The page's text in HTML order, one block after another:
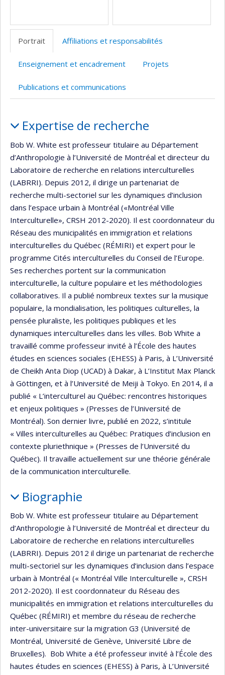
Portrait Affiliations et responsabilités
Enseignement et encadrement Projets
Publications et communications
Expertise de recherche
Bob W. White est professeur titulaire au Département
d’Anthropologie à l’Université de Montréal et directeur du
Laboratoire de recherche en relations interculturelles
(LABRRI). Depuis 2012, il dirige un partenariat de
recherche multi-sectoriel sur les dynamiques d’inclusion
dans l’espace urbain à Montréal («Montréal Ville
Interculturelle», CRSH 2012-2020). Il est coordonnateur du
Réseau des municipalités en immigration et relations
interculturelles du Québec (RÉMIRI) et expert pour le
programme Cités interculturelles du Conseil de l’Europe.
Ses recherches portent sur la communication
interculturelle, la culture populaire et les méthodologies
collaboratives. Il a publié nombreux textes sur la musique
populaire, la mondialisation, les politiques culturelles, la
pensée pluraliste, les politiques publiques et les
dynamiques interculturelles dans les villes. Bob White a
travaillé comme professeur invité à l’École des hautes
études en sciences sociales (EHESS) à Paris, à L’Université
de Cheikh Anta Diop (UCAD) à Dakar, à L’Institut Max Planck
à Göttingen, et à l’Université de Meiji à Tokyo. En 2014, il a
publié « L’interculturel au Québec: rencontres historiques
et enjeux politiques » (Presses de l’Université de
Montréal). Son dernier livre, publié en 2022, s’intitule
« Villes interculturelles au Québec: Pratiques d’inclusion en
contexte pluriethnique » (Presses de l’Université du
Québec). Il travaille actuellement sur une théorie générale
de la communication interculturelle.
Biographie
Bob W. White est professeur titulaire au Département
d’Anthropologie à l’Université de Montréal et directeur du
Laboratoire de recherche en relations interculturelles
(LABRRI). Depuis 2012 il dirige un partenariat de recherche
multi-sectoriel sur les dynamiques d’inclusion dans l’espace
urbain à Montréal (« Montréal Ville Interculturelle », CRSH
2012-2020). Il est coordonnateur du Réseau des
municipalités en immigration et relations interculturelles du
Québec (RÉMIRI) et membre du réseau de recherche
inter-universitaire sur la migration G3 (Université de
Montréal, Université de Genève, Université Libre de
Bruxelles). Bob White a été professeur invité à l’École des
hautes études en sciences (EHESS) à Paris, à L’Université